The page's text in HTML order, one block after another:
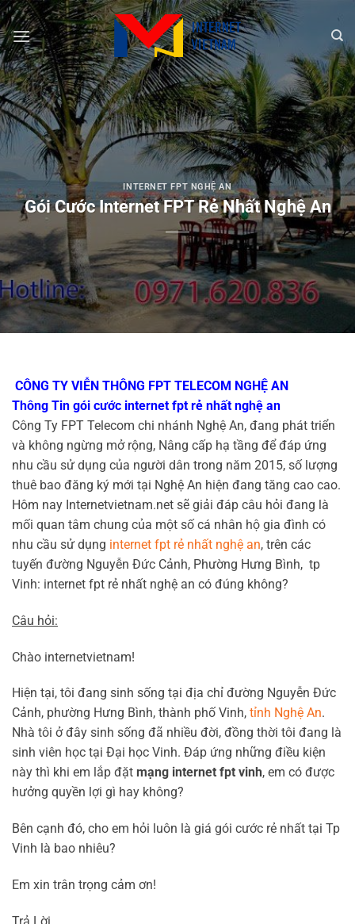
Chuyển
đến
nội
dung
INTERNET FPT NGHỆ AN
Gói Cước Internet FPT Rẻ Nhất Nghệ An
CÔNG TY VIỄN THÔNG FPT TELECOM NGHỆ AN
Thông Tin gói cước internet fpt rẻ nhất nghệ an
Công Ty FPT Telecom chi nhánh Nghệ An, đang phát triển
và không ngừng mở rộng, Nâng cấp hạ tầng để đáp ứng
nhu cầu sử dụng của người dân trong năm 2015, số lượng
thuê bao đăng ký mới tại Nghệ An hiện đang tăng cao cao.
Hôm nay Internetvietnam.net sẽ giải đáp câu hỏi đang là
mối quan tâm chung của một số cá nhân hộ gia đình có
nhu cầu sử dụng internet fpt rẻ nhất nghệ an, trên các
tuyến đường Nguyễn Đức Cảnh, Phường Hưng Bình, tp
Vinh: internet fpt rẻ nhất nghệ an có đúng không?
Câu hỏi:
Chào internetvietnam!
Hiện tại, tôi đang sinh sống tại địa chỉ đường Nguyễn Đức
Cảnh, phường Hưng Bình, thành phố Vinh, tỉnh Nghệ An.
Nhà tôi ở đây sinh sống đã nhiều đời, đồng thời tôi đang là
sinh viên học tại Đại học Vinh. Đáp ứng những điều kiện
này thì khi em lắp đặt mạng internet fpt vinh, em có được
hưởng quyền lợi gì hay không?
Bên cạnh đó, cho em hỏi luôn là giá gói cước rẻ nhất tại Tp
Vinh là bao nhiêu?
Em xin trân trọng cảm ơn!